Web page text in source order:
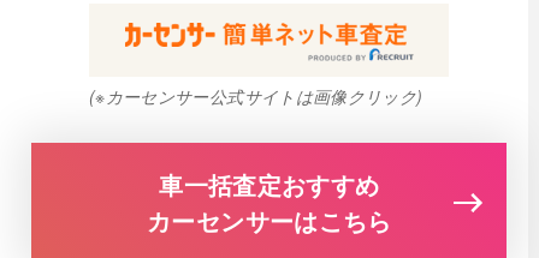
(※カーセンサー公式サイトは画像クリック)
車一括査定おすすめ
カーセンサーはこちら